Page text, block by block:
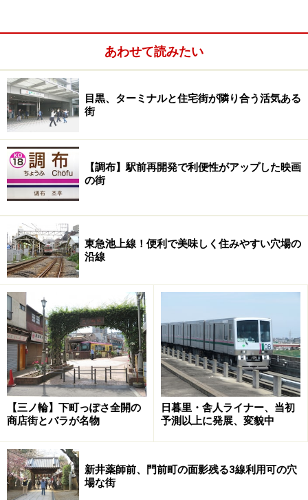
原宿駅～表参道間を歩いてみると土地の高低がよく分かって
くるはず（クリックで拡大）
さて、旧渋谷川、隠田商店街といった水を思わせる名称
からも分かる通り、原宿エリアでは原宿駅、表参道駅が
高台にあり、その中間にある明治通りが谷になっていま
す。原宿駅から明治通りに向かっては坂を下りますし、
明治通りから表参道駅に向かっては坂を上っていること
の渋谷川）が底であることが分かるはずです。竹下通り
も同様に駅から坂を下りますが、隣接する東郷神社など
はそこから高台にあり、通りから見ているよりも高低の
あわせて読みたい
目黒、ターミナルと住宅街が隣り合う活気ある
街
【調布】駅前再開発で利便性がアップした映画
の街
東急池上線！便利で美味しく住みやすい穴場の
沿線
【三ノ輪】下町っぽさ全開の
商店街とバラが名物
日暮里・舎人ライナー、当初
予測以上に発展、変貌中
新井薬師前、門前町の面影残る3線利用可の穴
場な街